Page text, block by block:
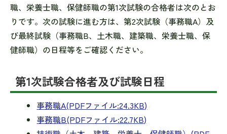
職、栄養士職、保健師職の第1次試験の合格者は次のとお
りです。次の試験に進む方は、第2次試験（事務職A）及
び最終試験（事務職B、土木職、建築職、栄養士職、保
健師職）の日程等をご確認ください。
第1次試験合格者及び試験日程
事務職A(PDFファイル:24.3KB)
事務職B(PDFファイル:22.7KB)